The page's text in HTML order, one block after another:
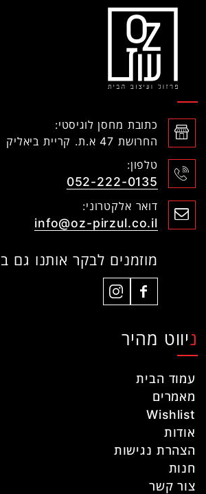
כתובת מחסן לוגיסטי:
החרושת 47 א.ת. קריית ביאליק
טלפון:
052-222-0135
דואר אלקטרוני:
info@oz-pirzul.co.il
מוזמנים לבקר אותנו גם ב
ניווט מהיר
עמוד הבית
מאמרים
Wishlist
אודות
הצהרת נגישות
חנות
צור קשר